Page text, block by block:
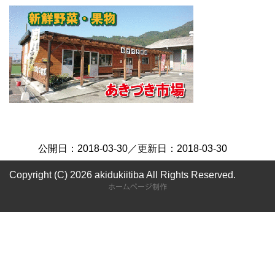
公開日： 2018-03-30／更新日： 2018-03-30
Copyright (C) 2026 akidukiitiba All Rights Reserved.